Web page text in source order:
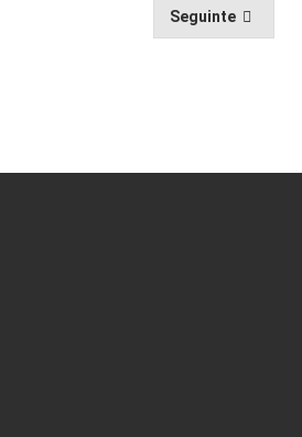
Seguinte